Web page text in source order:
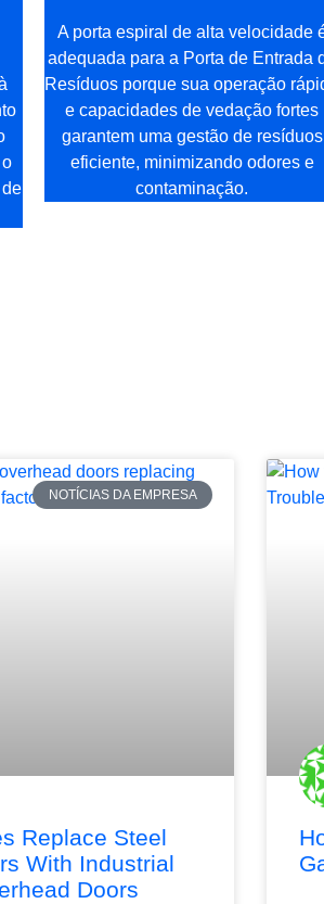
A porta espiral de alta velocidade
adequada para a Porta de Entrada
Resíduos porque sua operação
e capacidades de vedação fortes
garantem uma gestão de resíduos
eficiente, minimizando odores e
contaminação.
NOTÍCIAS DA EMPRESA
Replace Steel
With Industrial
Doors